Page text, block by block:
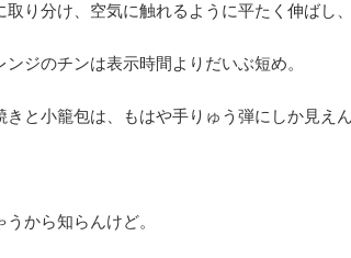
取り分け、空気に触れるように平たく伸ばし
ンジのチンは表示時間よりだいぶ短め。
きと小籠包は、もはや手りゅう弾にしか見えん
うから知らんけど。